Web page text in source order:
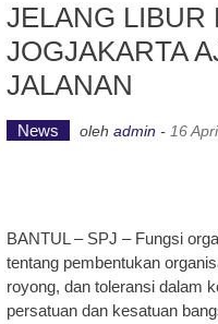
JELANG LIBUR
JOGJAKARTA
JALANAN
News oleh admin - 16
BANTUL – SPJ – Fungsi
tentang pembentukan
royong, dan toleransi dalam
persatuan dan kesatuan